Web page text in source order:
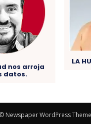
nos arroja
datos.
LA
© Newspaper WordPress